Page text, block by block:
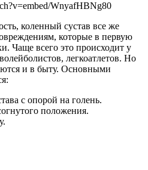
WnyafHBNg80
коленный сустав все же
которые в первую
Чаще всего это происходит у
легкоатлетов. Но
и в быту. Основными
с опорой на голень.
положения.